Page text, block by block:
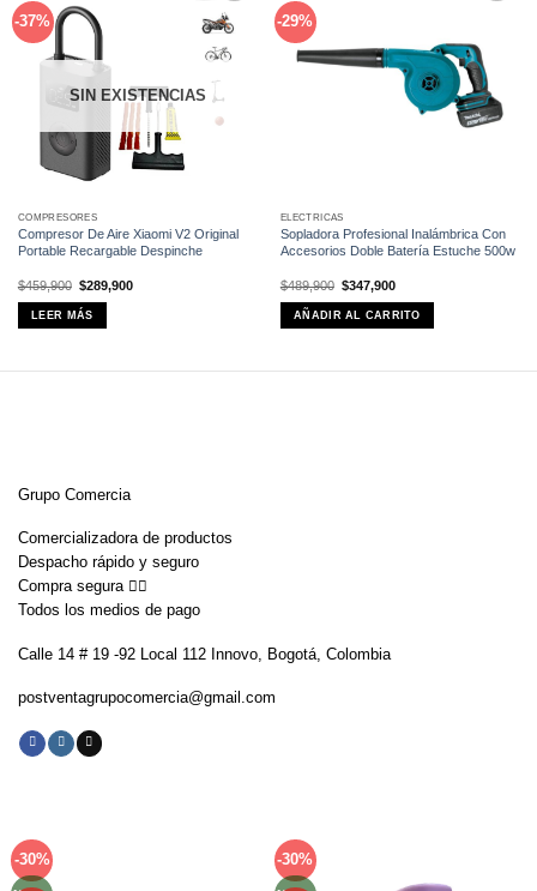
-37%
Añadir
a la
deseos
SIN EXISTENCIAS
COMPRESORES
Compresor De Aire Xiaomi V2 Original
Portable Recargable Despinche
$459,900 El
precio
original
era:
$459,900.
$289,900El
LEER MÁS
-29%
deseos
ELÉCTRICAS
Sopladora Profesional Inalámbrica Con
Accesorios Doble Batería Estuche 500w
$489,900 El
precio
original
era:
$489,900.
$347,900El
actual
es:
$347,900.
AÑADIR AL CARRITO
Grupo Comercia
Comercializadora de productos
Despacho rápido y seguro
Compra segura 👇🏼
Todos los medios de pago
Calle 14 # 19 -92 Local 112 Innovo, Bogotá, Colombia
postventagrupocomercia@gmail.com
-30% -30%